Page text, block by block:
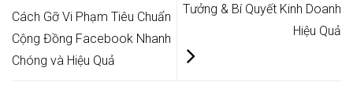
Cách Gỡ Vi Phạm Tiêu Chuẩn
Cộng Đồng Facebook Nhanh
Chóng và Hiệu Quả
Tưởng & Bí Quyết Kinh Doanh
Hiệu Quả